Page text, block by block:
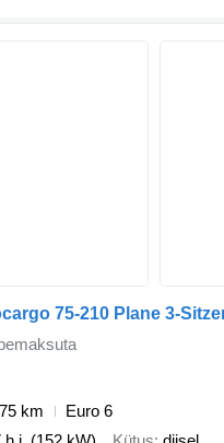
km
Euro 6